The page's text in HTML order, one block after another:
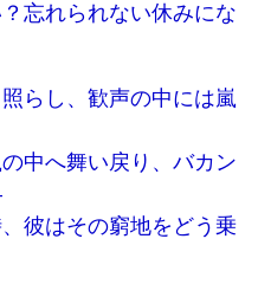
忘れられない休みにな
らし、歓声の中には嵐
中へ舞い戻り、バカン
彼はその窮地をどう乗